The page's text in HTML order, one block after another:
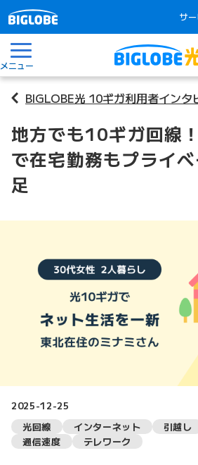
サ
メニュー
BIGLOBE光 10ギガ利用者インタ
地方でも10ギガ回線
で在宅勤務もプライ
足
2025-12-25
光回線
インターネット
引越し
通信速度
テレワーク